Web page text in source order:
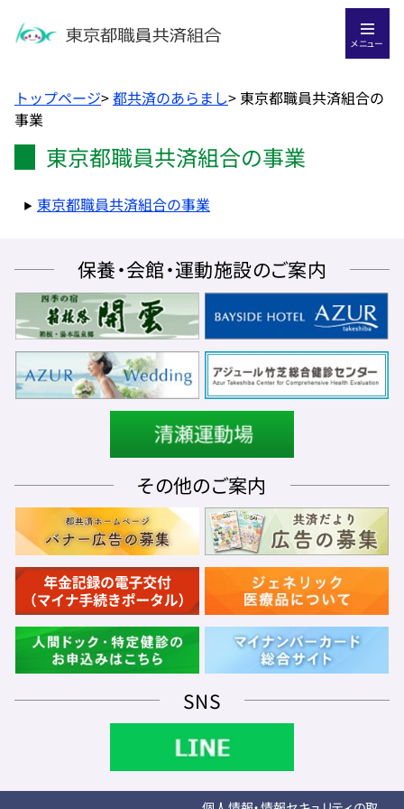
メニュー
トップページ>都共済のあらまし> 東京都職員共済組合の
事業
東京都職員共済組合の事業
東京都職員共済組合の事業
保養・会館・運動施設のご案内
その他のご案内
SNS